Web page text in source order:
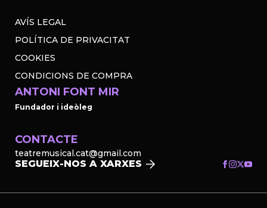
AVÍS LEGAL
POLÍTICA DE PRIVACITAT
COOKIES
CONDICIONS DE COMPRA
ANTONI FONT MIR
Fundador i ideòleg
CONTACTE
teatremusical.cat@gmail.com
SEGUEIX-NOS A XARXES